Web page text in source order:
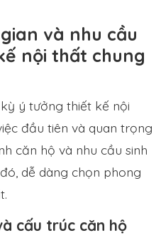
và nhu cầu
nội thất chung
ý tưởng thiết kế nội
đầu tiên và quan trọng
căn hộ và nhu cầu sinh
dễ dàng chọn phong
cấu trúc căn hộ